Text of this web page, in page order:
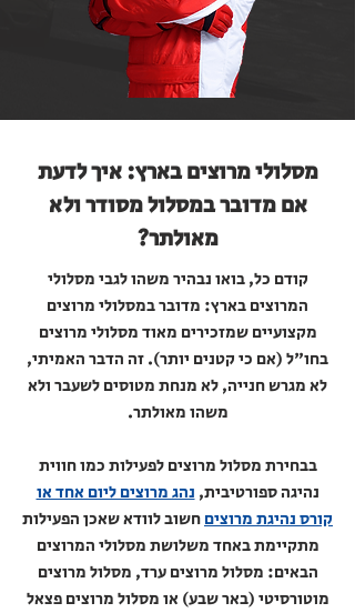
מסלולי מרוצים בארץ: איך לדעת
אם מדובר במסלול מסודר ולא
מאולתר?
קודם כל, בואו נבהיר משהו לגבי מסלולי
המרוצים בארץ: מדובר במסלולי מרוצים
מקצועיים שמזכירים מאוד מסלולי מרוצים
בחו"ל (אם כי קטנים יותר). זה הדבר האמיתי,
לא מגרש חנייה, לא מנחת מטוסים לשעבר ולא
משהו מאולתר.
בבחירת מסלול מרוצים לפעילות כמו חווית
נהיגה ספורטיבית, נהג מרוצים ליום אחד או
קורס נהיגת מרוציםחשוב לוודא שאכן הפעילות
מתקיימת באחד משלושת מסלולי המרוצים
הבאים: מסלול מרוצים ערד, מסלול מרוצים
מוטורסיטי (באר שבע) או מסלול מרוצים פצאל